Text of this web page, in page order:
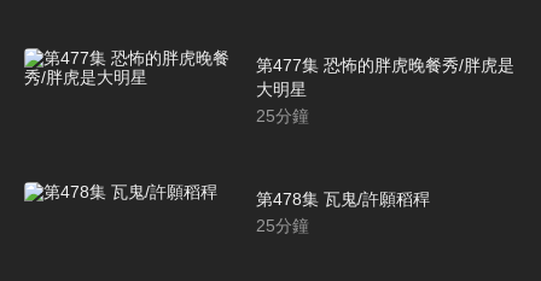
第477集 恐怖的胖虎晚餐秀/胖虎是
大明星
25分鐘
第478集 瓦鬼/許願稻稈
25分鐘